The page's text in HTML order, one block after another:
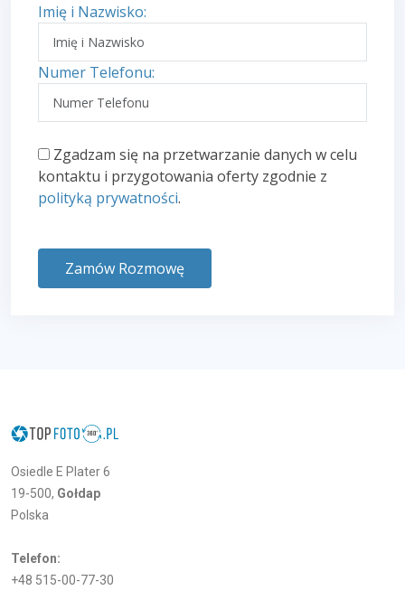
Imię i Nazwisko:
Numer Telefonu:
Zgadzam się na przetwarzanie danych w celu
kontaktu i przygotowania oferty zgodnie z
polityką prywatności.
Zamów Rozmowę
Osiedle E Plater 6
19-500, Gołdap
Polska
Telefon:
+48 515-00-77-30